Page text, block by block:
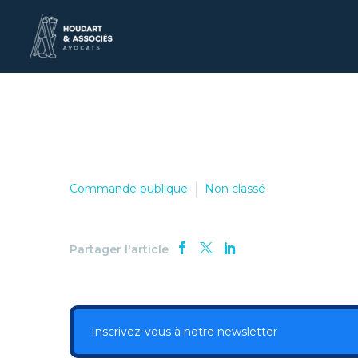
Commande publique Non classé
Partager l'article
Inscrivez-vous à notre newsletter